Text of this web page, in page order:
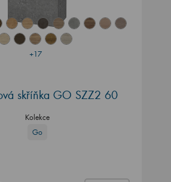
+17
skříňka GO SZZ2 60
Kolekce
Go